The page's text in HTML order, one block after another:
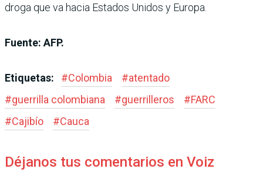
droga que va hacia Estados Unidos y Europa.
Fuente: AFP.
Etiquetas: #Colombia #atentado
#guerrilla colombiana #guerrilleros #FARC
#Cajibío #Cauca
Déjanos tus comentarios en Voiz